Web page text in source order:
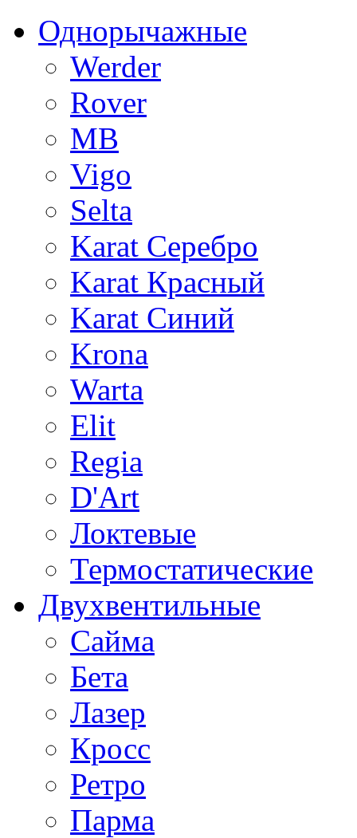
Однорычажные
Werder
Rover
MB
Vigo
Selta
Karat Серебро
Karat Красный
Karat Синий
Krona
Warta
Elit
Regia
D'Art
Локтевые
Термостатические
Двухвентильные
Сайма
Бета
Лазер
Кросс
Ретро
Парма